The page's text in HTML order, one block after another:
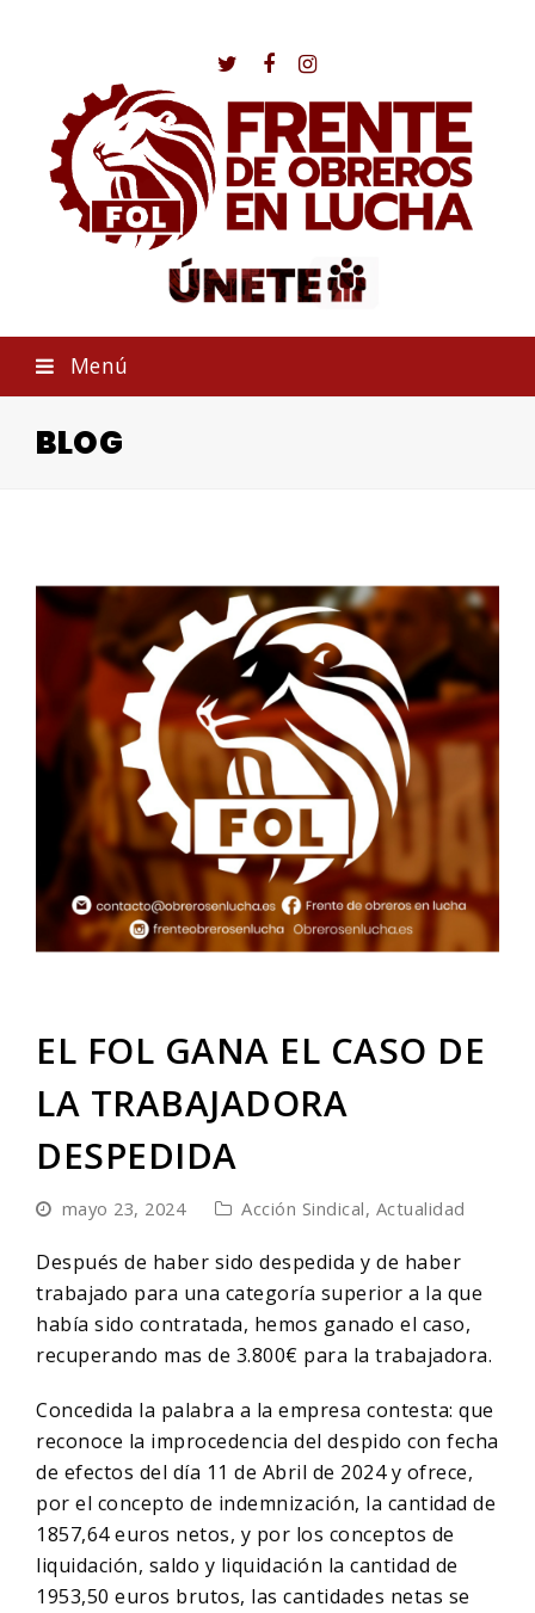
Twitter
FacebookInstagram
Menú
BLOG
EL FOL GANA EL CASO DE
LA TRABAJADORA
DESPEDIDA
mayo 23, 2024 Acción Sindical, Actualidad
Después de haber sido despedida y de haber
trabajado para una categoría superior a la que
había sido contratada, hemos ganado el caso,
recuperando mas de 3.800€ para la trabajadora.
Concedida la palabra a la empresa contesta: que
reconoce la improcedencia del despido con fecha
de efectos del día 11 de Abril de 2024 y ofrece,
por el concepto de indemnización, la cantidad de
1857,64 euros netos, y por los conceptos de
liquidación, saldo y liquidación la cantidad de
1953,50 euros brutos, las cantidades netas se